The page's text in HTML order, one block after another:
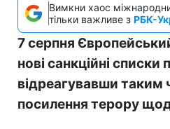
Вимкни хаос
тільки важливе з РБК-
7 серпня
нові санкційні списки
відреагувавши таким
посилення терору